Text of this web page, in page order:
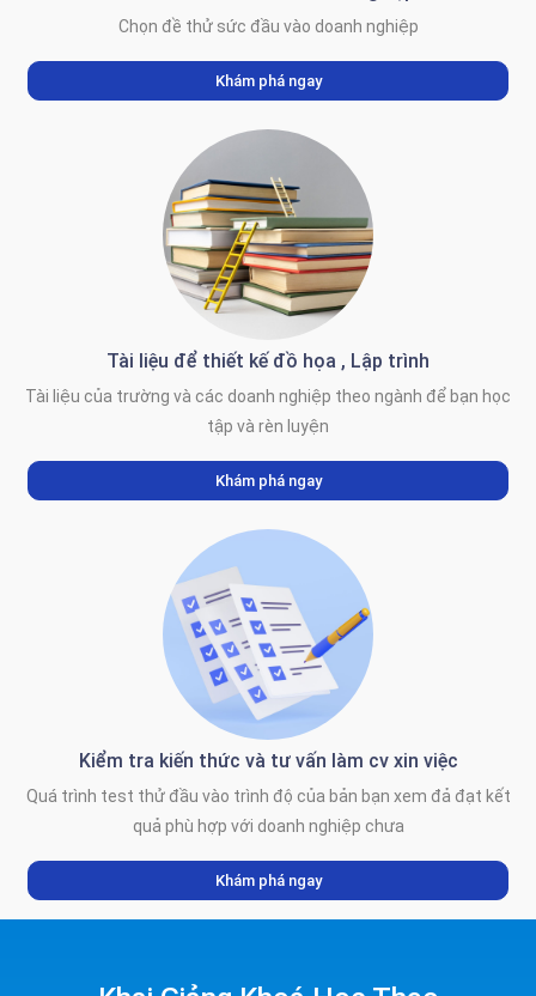
Chọn đề thử sức đầu vào doanh nghiệp
Khám phá ngay
Tài liệu để thiết kế đồ họa , Lập trình
Tài liệu của trường và các doanh nghiệp theo ngành để bạn học
tập và rèn luyện
Khám phá ngay
Kiểm tra kiến thức và tư vấn làm cv xin việc
Quá trình test thử đầu vào trình độ của bản bạn xem đả đạt kết
quả phù hợp với doanh nghiệp chưa
Khám phá ngay